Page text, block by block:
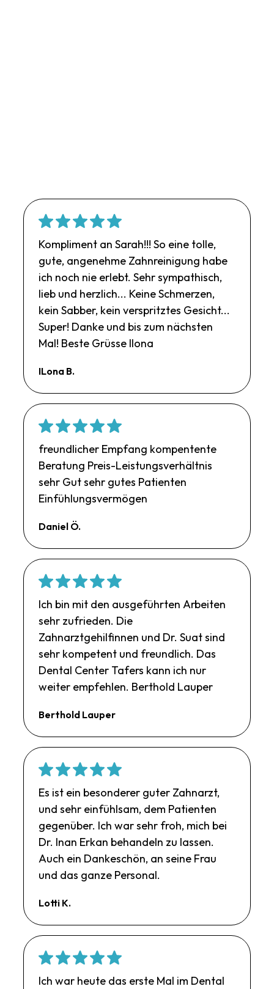
Kompliment an Sarah!!! So eine tolle,
gute, angenehme Zahnreinigung habe
ich noch nie erlebt. Sehr sympathisch,
lieb und herzlich... Keine Schmerzen,
kein Sabber, kein verspritztes Gesicht...
Super! Danke und bis zum nächsten
Mal! Beste Grüsse Ilona
ILona B.
freundlicher Empfang kompentente
Beratung Preis-Leistungsverhältnis
sehr Gut sehr gutes Patienten
Einfühlungsvermögen
Daniel Ö.
Ich bin mit den ausgeführten Arbeiten
sehr zufrieden. Die
Zahnarztgehilfinnen und Dr. Suat sind
sehr kompetent und freundlich. Das
Dental Center Tafers kann ich nur
weiter empfehlen. Berthold Lauper
Berthold Lauper
Es ist ein besonderer guter Zahnarzt,
und sehr einfühlsam, dem Patienten
gegenüber. Ich war sehr froh, mich bei
Dr. Inan Erkan behandeln zu lassen.
Auch ein Dankeschön, an seine Frau
und das ganze Personal.
Lotti K.
Ich war heute das erste Mal im Dental